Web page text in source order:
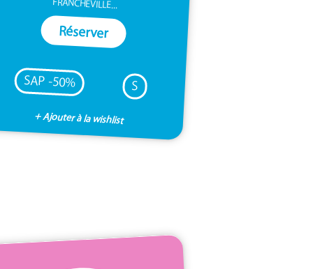
Réserver
SAP -50% S
+ Ajouter à la wishlist